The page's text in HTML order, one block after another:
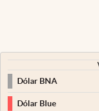
Dólar BNA
Dólar Blue